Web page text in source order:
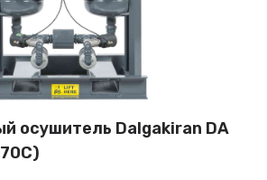
осушитель Dalgakiran DA